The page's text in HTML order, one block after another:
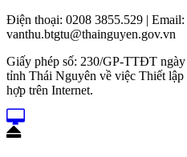
Điện thoại: 0208 3855.529 | Email:
vanthu.btgtu@thainguyen.gov.vn
Giấy phép số: 230/GP-TTĐT
tỉnh Thái Nguyên về việc Thiết
hợp trên Internet.